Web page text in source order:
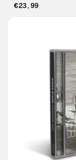
€23,99